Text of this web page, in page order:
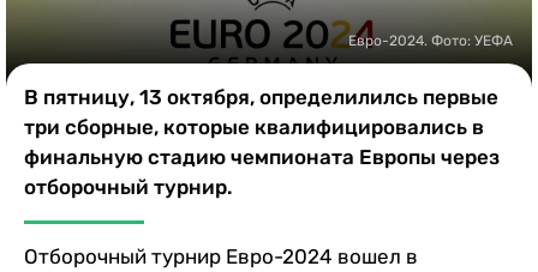
Евро-2024. Фото: УЕФА
В пятницу, 13 октября, определилилсь первые
три сборные, которые квалифицировались в
финальную стадию чемпионата Европы через
отборочный турнир.
Отборочный турнир Евро-2024 вошел в